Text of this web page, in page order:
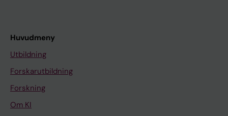
Huvudmeny
Utbildning
Forskarutbildning
Forskning
Om KI